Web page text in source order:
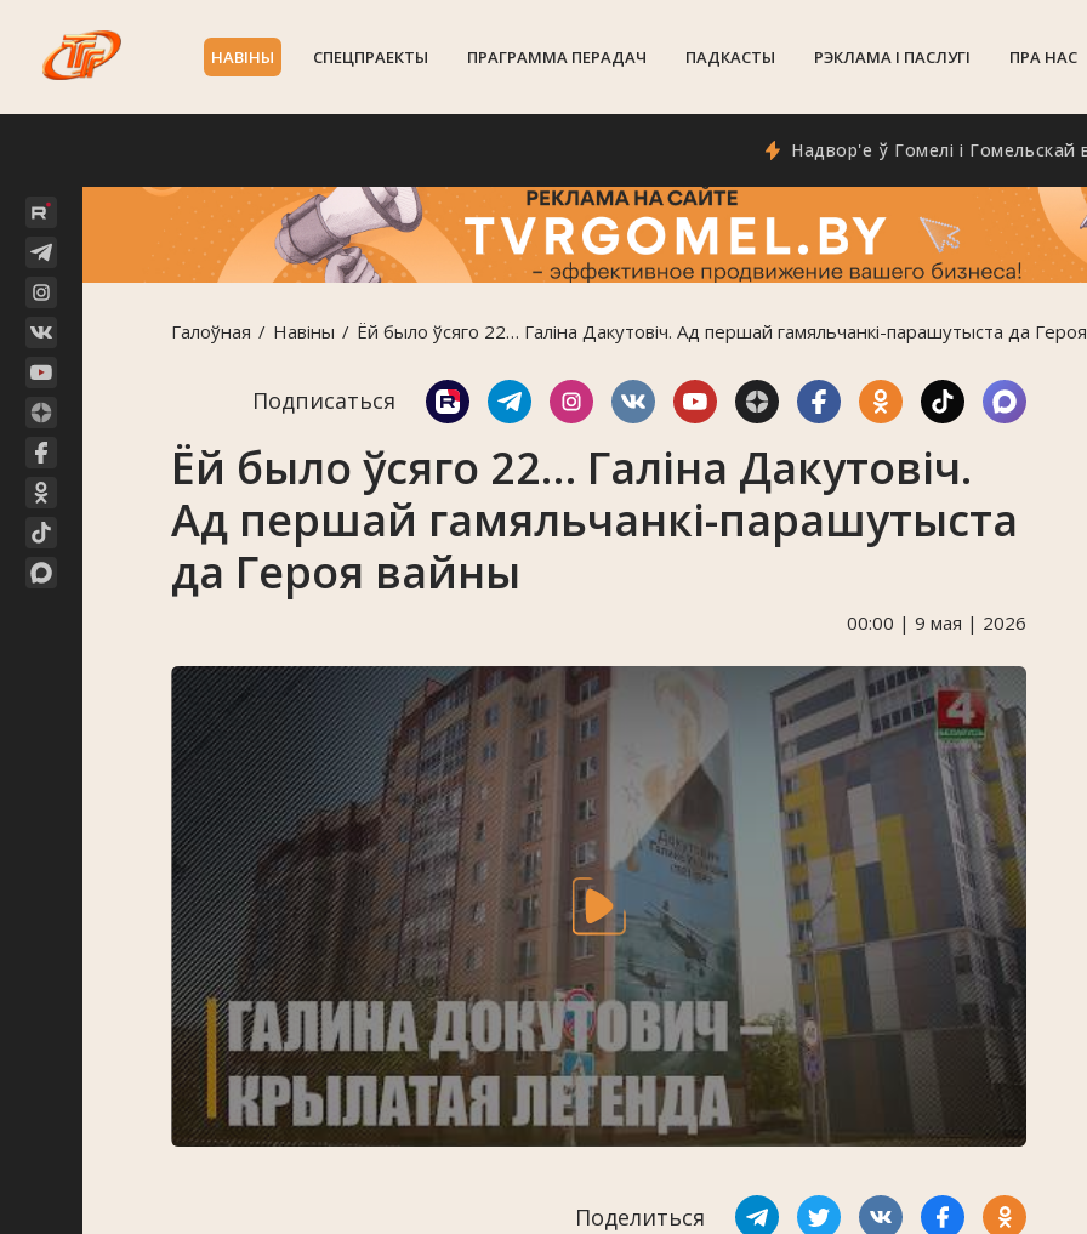
НАВIНЫ СПЕЦПРАЕКТЫ ПРАГРАММА ПЕРАДАЧ ПАДКАСТЫ РЭКЛАМА I ПАСЛУГI ПРА НАС
Надвор'е ў Гомелі і Гомельскай
Галоўная Навiны Ёй было ўсяго 22… Галіна Дакутовіч. Ад першай гамяльчанкі-парашутыста да
Подписаться
Ёй было ўсяго 22… Галіна Дакутовіч.
Ад першай гамяльчанкі-парашутыста
да Героя вайны
00:00 | 9 мая | 2026
Поделиться